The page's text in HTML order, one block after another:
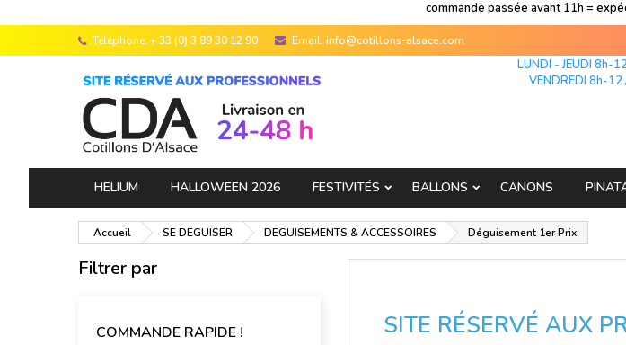
commande passée avant 11h =
Téléphone: + 33 (0) 3 89 30 12 90 Email: info@cotillons-alsace.com
LUNDI - JEUDI 8h-
VENDREDI 8h-
HELIUM HALLOWEEN 2026 FESTIVITÉS BALLONS CANONS
Accueil SE DEGUISER DEGUISEMENTS & ACCESSOIRES Déguisement 1er Prix
Filtrer par
COMMANDE RAPIDE ! SITE RÉSERVÉ AUX